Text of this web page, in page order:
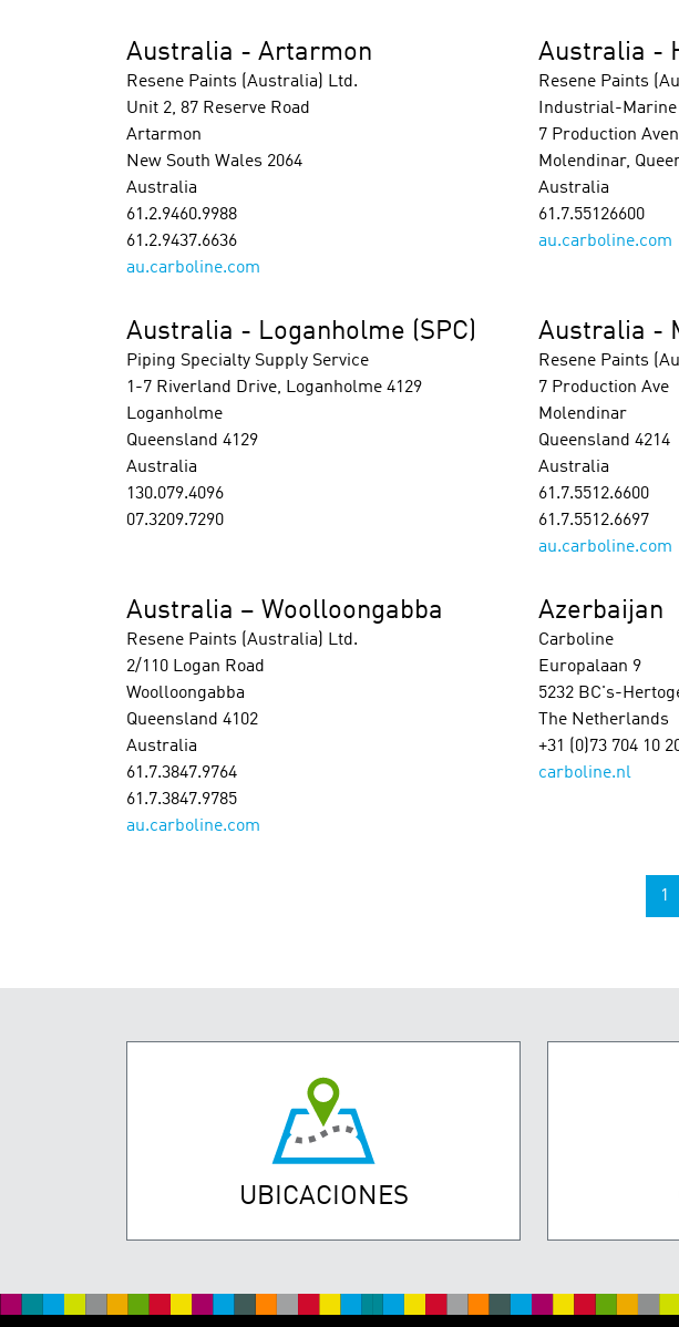
Australia - Artarmon
Resene Paints (Australia) Ltd.
Unit 2, 87 Reserve Road
Artarmon
New South Wales 2064
Australia
61.2.9460.9988
61.2.9437.6636
au.carboline.com
Australia -
Resene Paints
Industrial-
7 Production
Molendinar,
Australia
61.7.55126600
au.carboline.com
Australia - Loganholme (SPC)
Piping Specialty Supply Service
1-7 Riverland Drive, Loganholme 4129
Loganholme
Queensland 4129
Australia
130.079.4096
07.3209.7290
Australia -
Resene Paints
7 Production Ave
Molendinar
Queensland 4214
Australia
61.7.5512.6600
61.7.5512.6697
au.carboline.com
Australia – Woolloongabba
Resene Paints (Australia) Ltd.
2/110 Logan Road
Woolloongabba
Queensland 4102
Australia
61.7.3847.9764
61.7.3847.9785
au.carboline.com
Azerbaijan
Carboline
Europalaan 9
5232 BC's-
The Netherlands
+31 (0)73 704 10
carboline.nl
1
UBICACIONES